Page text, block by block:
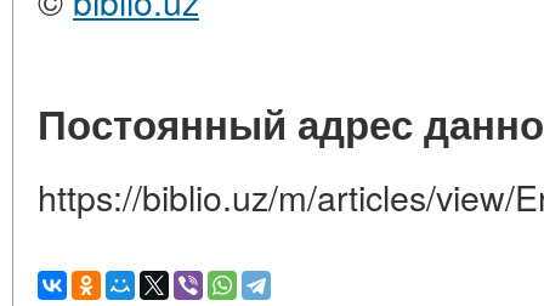
Постоянный адрес
https://biblio.uz/m/articles/view/